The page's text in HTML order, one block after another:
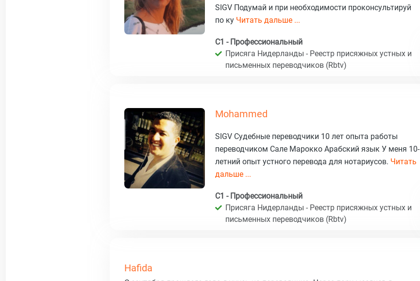
SIGV Подумай и при необходимости проконсультируй
по ку Читать дальше ...
C1 - Профессиональный
Присяга Нидерланды - Реестр присяжных устных и
письменных переводчиков (Rbtv)
Mohammed
SIGV Судебные переводчики 10 лет опыта работы
переводчиком Сале Марокко Арабский язык У меня 10-
летний опыт устного перевода для нотариусов. Читать
дальше ...
C1 - Профессиональный
Присяга Нидерланды - Реестр присяжных устных и
письменных переводчиков (Rbtv)
Hafida